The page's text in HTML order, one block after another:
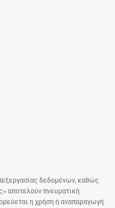
δεδομένων, καθώς
αποτελούν πνευματική
η χρήση ή αναπαραγωγή